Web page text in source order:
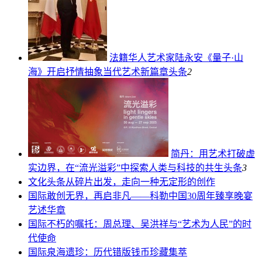
法籍华人艺术家陆永安《量子·山
海》开启抒情抽象当代艺术新篇章头条2
简丹：用艺术打破虚
实边界，在“流光溢彩”中探索人类与科技的共生头条3
文化头条从碎片出发，走向一种无定形的创作
国际敢创无界，再启非凡——科勒中国30周年臻享晚宴
艺述华章
国际不朽的嘱托：周总理、吴洪祥与“艺术为人民”的时
代使命
国际泉海遗珍：历代错版钱币珍藏集萃